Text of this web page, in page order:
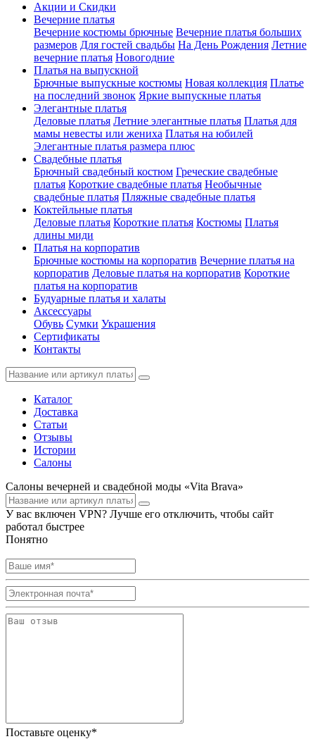
Акции и Скидки
Вечерние платья
Вечерние костюмы брючные Вечерние платья больших
размеров Для гостей свадьбы На День Рождения Летние
вечерние платья Новогодние
Платья на выпускной
Брючные выпускные костюмы Новая коллекция Платье
на последний звонок Яркие выпускные платья
Элегантные платья
Деловые платья Летние элегантные платья Платья для
мамы невесты или жениха Платья на юбилей
Элегантные платья размера плюс
Свадебные платья
Брючный свадебный костюм Греческие свадебные
платья Короткие свадебные платья Необычные
свадебные платья Пляжные свадебные платья
Коктейльные платья
Деловые платья Короткие платья Костюмы Платья
длины миди
Платья на корпоратив
Брючные костюмы на корпоратив Вечерние платья на
корпоратив Деловые платья на корпоратив Короткие
платья на корпоратив
Будуарные платья и халаты
Аксессуары
Обувь Сумки Украшения
Сертификаты
Контакты
Каталог
Доставка
Статьи
Отзывы
Истории
Салоны
Салоны вечерней и свадебной моды «Vita Brava»
У вас включен VPN? Лучше его отключить, чтобы сайт
работал быстрее
Понятно
Поставьте оценку*